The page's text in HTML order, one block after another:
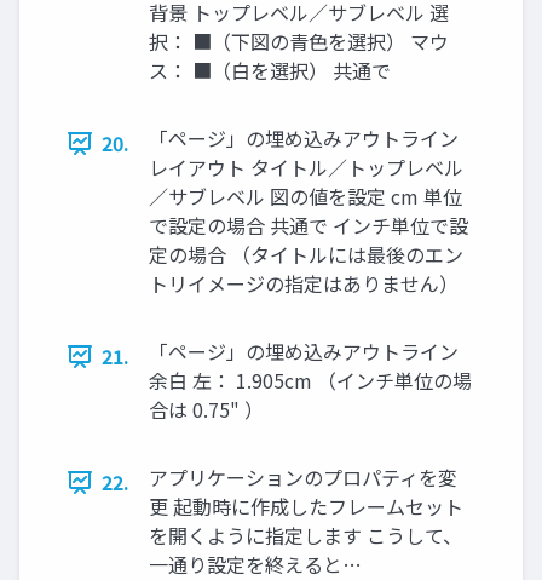
背景 トップレベル／サブレベル 選
択： ■（下図の青色を選択） マウ
ス： ■（白を選択） 共通で
20.
「ページ」の埋め込みアウトライン
レイアウト タイトル／トップレベル
／サブレベル 図の値を設定 cm 単位
で設定の場合 共通で インチ単位で設
定の場合 （タイトルには最後のエン
トリイメージの指定はありません）
21.
「ページ」の埋め込みアウトライン
余白 左： 1.905cm （インチ単位の場
合は 0.75" ）
22.
アプリケーションのプロパティを変
更 起動時に作成したフレームセット
を開くように指定します こうして、
一通り設定を終えると…